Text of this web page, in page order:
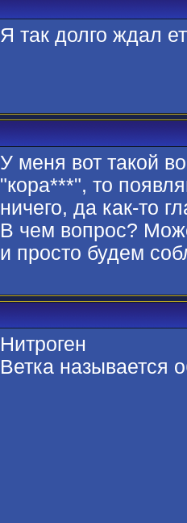
Я так долго ждал
У меня вот такой
"кора***", то
ничего, да как-то
В чем вопрос?
и просто будем
Нитроген
Ветка называется